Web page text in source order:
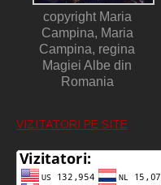
copyright Maria
Campina, Maria
Campina, regina
Magiei Albe din
Romania
VIZITATORI PE SITE